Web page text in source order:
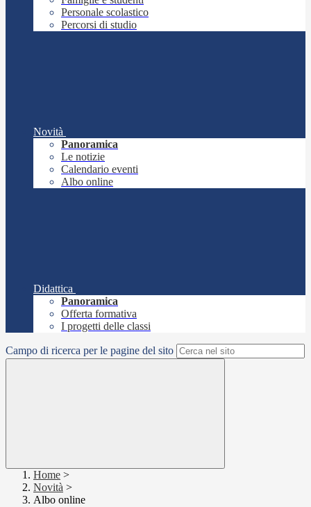
Personale scolastico
Percorsi di studio
Novità
Panoramica
Le notizie
Calendario eventi
Albo online
Didattica
Panoramica
Offerta formativa
I progetti delle classi
Campo di ricerca per le pagine del sito
Home >
Novità >
Albo online